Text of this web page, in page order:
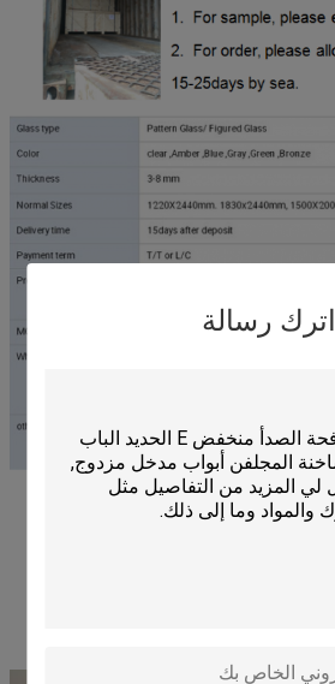
اترك رسالة